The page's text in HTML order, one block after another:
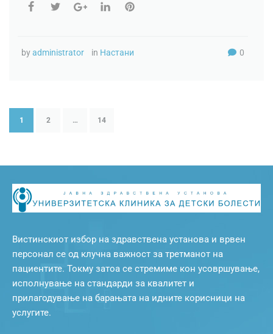
byadministrator in Настани 0
1 2 … 14
Вистинскиот избор на здравствена установа и врвен
персонал се од клучна важност за третманот на
пациентите. Токму затоа се стремиме кон усовршување,
исполнување на стандарди за квалитет и
прилагодување на барањата на идните корисници на
услугите.